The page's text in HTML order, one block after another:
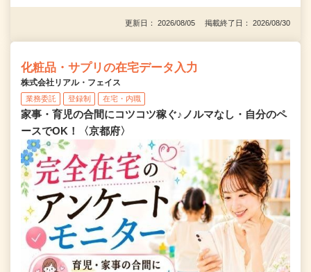
更新日： 2026/08/05 掲載終了日： 2026/08/30
化粧品・サプリの在宅データ入力
株式会社リアル・フェイス
業務委託 登録制 在宅・内職
家事・育児の合間にコツコツ稼ぐ♪ノルマなし・自分のペ
ースでOK！〈京都府〉